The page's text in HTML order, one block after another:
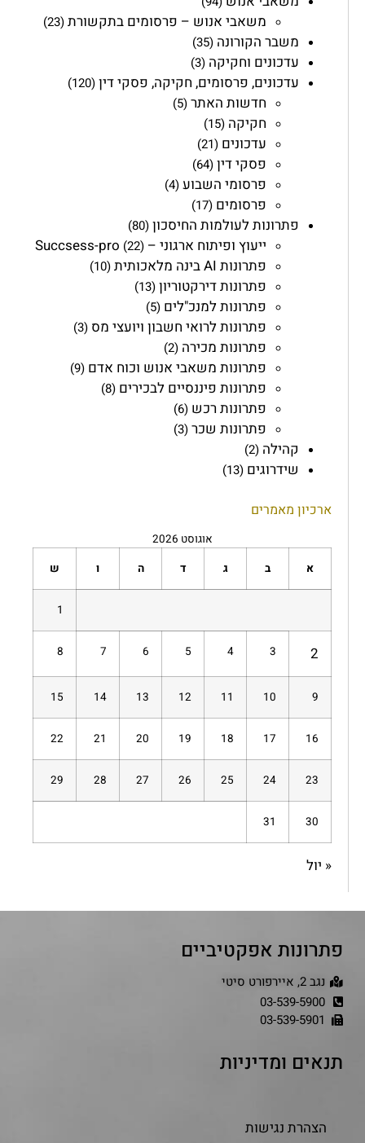
משאבי אנוש – פרסומים בתקשורת(23)
משבר הקורונה (35)
עדכונים וחקיקה (3)
עדכונים, פרסומים, חקיקה, פסקי דין(120)
חדשות האתר(5)
חקיקה (15)
עדכונים (21)
פסקי דין(64)
פרסומי השבוע(4)
פרסומים (17)
פתרונות לעולמות החיסכון(80)
ייעוץ ופיתוח ארגוני – Succsess-pro (22)
פתרונות AI בינה מלאכותית (10)
פתרונות דירקטוריון(13)
פתרונות למנכ"לים (5)
פתרונות לרואי חשבון ויועצי מס (3)
פתרונות מכירה (2)
פתרונות משאבי אנוש וכוח אדם (9)
פתרונות פיננסיים לבכירים (8)
פתרונות רכש (6)
פתרונות שכר(3)
קהילה (2)
שידרוגים (13)
ארכיון מאמרים
אוגוסט 2026
א
ב ג ד ה ו ש
1
2
3
4
5
6
7
8
9
10
11
12
13
14
15
16
17
18
19
20
21
22
23
24
25
26
27
28
29
30
31
« יול
פתרונות אפקטיביים
נגב 2, איירפורט סיטי
03-539-5900
03-539-5901
תנאים ומדיניות
הצהרת נגישות